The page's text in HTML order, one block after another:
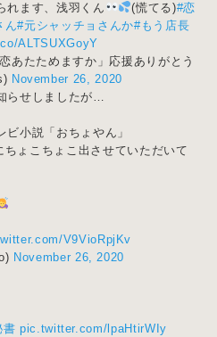
れます、浅羽くん
(慌てる)#恋
ん#元シャッチョさんか#もう店長
ALTSUXGoyY
あたためますか」応援ありがとう
November 26, 2020
らせしましたが…
小説「おちょやん」
ょこちょこ出させていただいて
V9VioRpjKv
November 26, 2020
書 pic.twitter.com/lpaHtirWIy